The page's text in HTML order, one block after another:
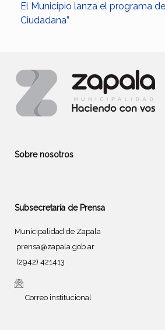
El Municipio lanza el programa
Ciudadana”
Sobre nosotros
Subsecretaría de Prensa
Municipalidad de Zapala
prensa@zapala.gob.ar
(2942) 421413
Correo institucional